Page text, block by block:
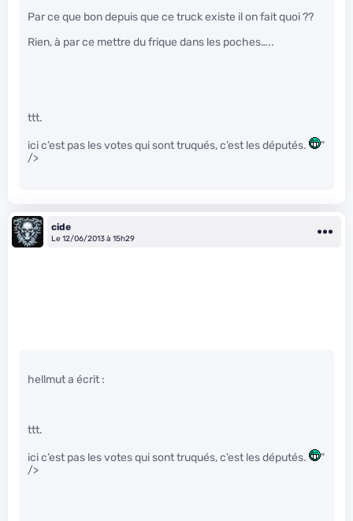
Par ce que bon depuis que ce truck existe il on fait quoi ??
Rien, à par ce mettre du frique dans les poches…..
ttt.
ici c’est pas les votes qui sont truqués, c’est les députés.
"
/>
cide
Le 12/06/2013 à 15h29
hellmut a écrit :
ttt.
ici c’est pas les votes qui sont truqués, c’est les députés.
"
/>